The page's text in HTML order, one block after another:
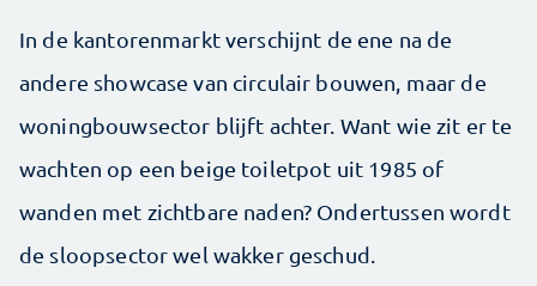
In de kantorenmarkt verschijnt de ene na de
andere showcase van circulair bouwen, maar de
woningbouwsector blijft achter. Want wie zit er te
wachten op een beige toiletpot uit 1985 of
wanden met zichtbare naden? Ondertussen wordt
de sloopsector wel wakker geschud.